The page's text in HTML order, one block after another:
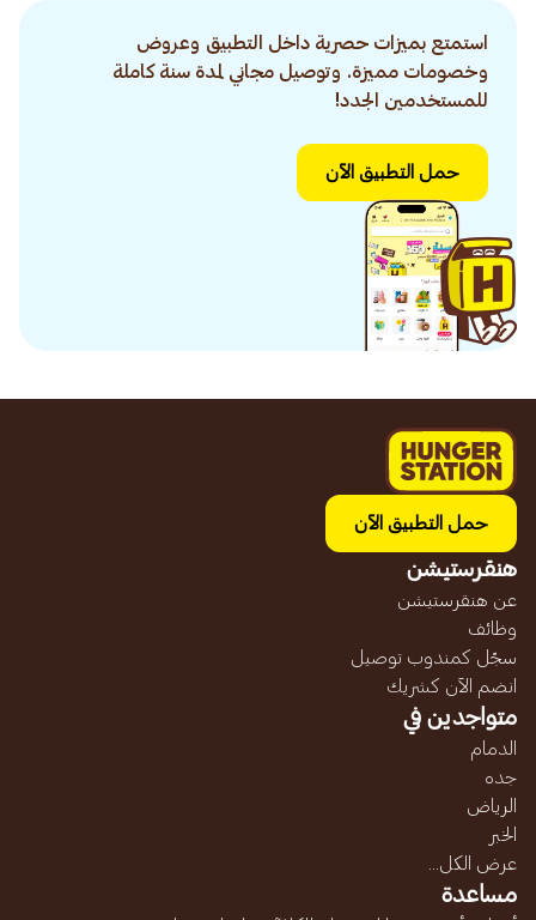
استمتع بميزات حصرية داخل التطبيق وعروض
وخصومات مميزة. وتوصيل مجاني لمدة سنة كاملة
للمستخدمين الجدد!
حمل التطبيق الآن
حمل التطبيق الآن
هنقرستيشن
عن هنقرستيشن
وظائف
سجّل كمندوب توصيل
انضم الآن كشريك
متواجدين في
الدمام
جده
الرياض
الخبر
عرض الكل...
مساعدة